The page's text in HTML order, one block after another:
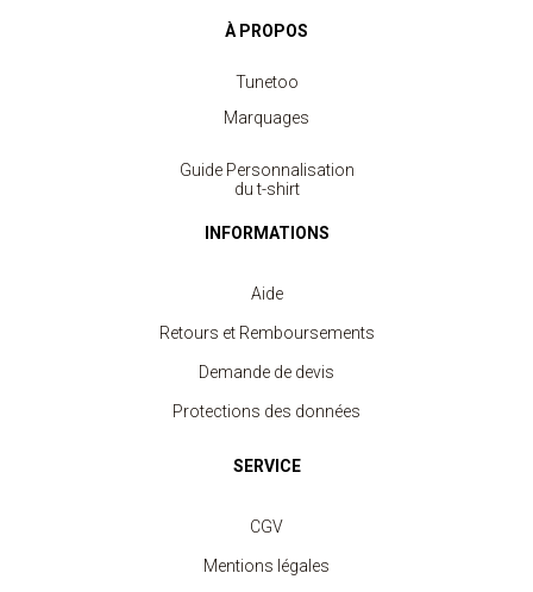
Gilet Polaire Femme
À PROPOS
Tunetoo
Marquages
Guide Personnalisation
du t-shirt
INFORMATIONS
Aide
Retours et Remboursements
Demande de devis
Protections des données
SERVICE
CGV
Mentions légales